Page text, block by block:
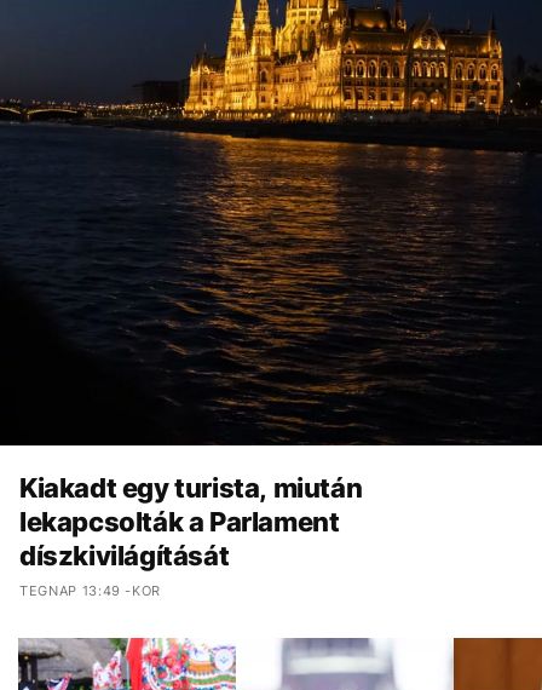
Kiakadt egy turista, miután
lekapcsolták a Parlament
díszkivilágítását
TEGNAP 13:49 -KOR